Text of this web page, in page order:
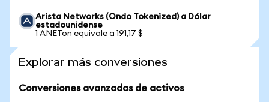
Arista Networks (Ondo Tokenized) a Dólar
estadounidense
1 ANETon equivale a 191,17 $
Explorar más conversiones
Conversiones avanzadas de activos